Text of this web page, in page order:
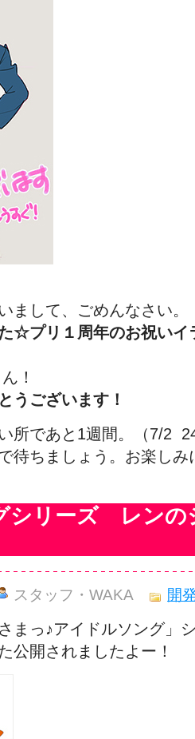
まして、ごめんなさい。
☆プリ１周年のお祝いイ
！
うございます！
所であと1週間。（7/2
待ちましょう。お楽しみ
シリーズ レンの
スタッフ・WAKA 開
まっ♪アイドルソング」
公開されましたよー！